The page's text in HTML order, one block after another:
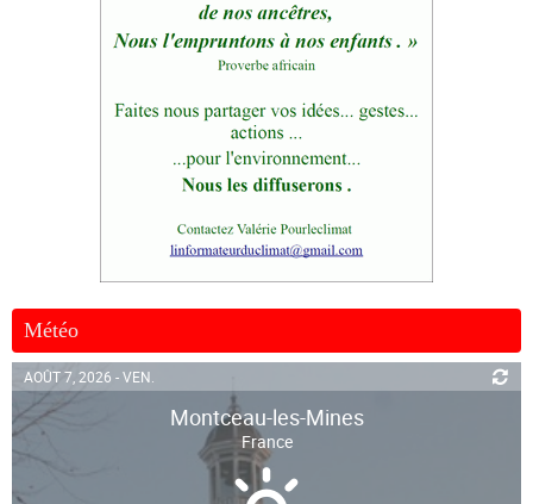
Météo
AOÛT 7, 2026 - VEN.
Montceau-les-Mines
France